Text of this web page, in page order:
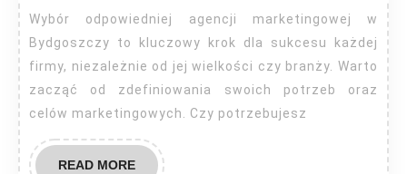
Wybór odpowiedniej agencji marketingowej w
Bydgoszczy to kluczowy krok dla sukcesu każdej
firmy, niezależnie od jej wielkości czy branży. Warto
zacząć od zdefiniowania swoich potrzeb oraz
celów marketingowych. Czy potrzebujesz
READ MOREREAD